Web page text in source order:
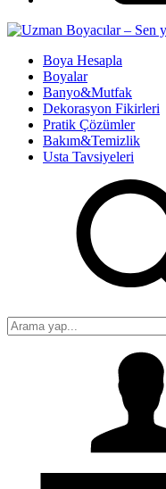
Boya Hesapla
Boyalar
Banyo&Mutfak
Dekorasyon Fikirleri
Pratik Çözümler
Bakım&Temizlik
Usta Tavsiyeleri